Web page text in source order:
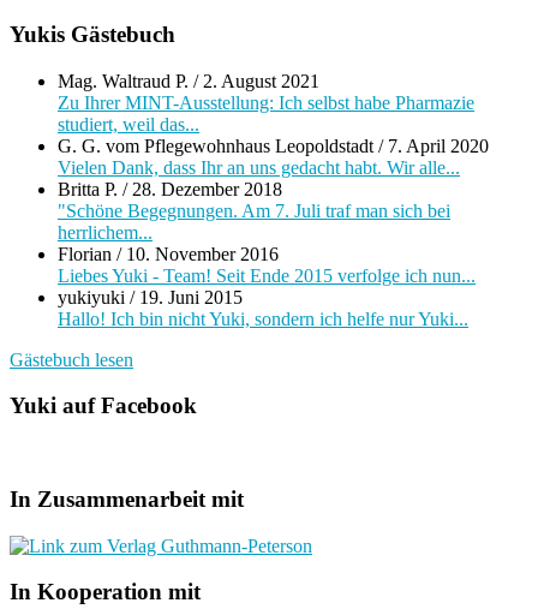
Yukis Gästebuch
Mag. Waltraud P. / 2. August 2021
Zu Ihrer MINT-Ausstellung: Ich selbst habe Pharmazie
studiert, weil das...
G. G. vom Pflegewohnhaus Leopoldstadt / 7. April 2020
Vielen Dank, dass Ihr an uns gedacht habt. Wir alle...
Britta P. / 28. Dezember 2018
"Schöne Begegnungen. Am 7. Juli traf man sich bei
herrlichem...
Florian / 10. November 2016
Liebes Yuki - Team! Seit Ende 2015 verfolge ich nun...
yukiyuki / 19. Juni 2015
Hallo! Ich bin nicht Yuki, sondern ich helfe nur Yuki...
Gästebuch lesen
Yuki auf Facebook
In Zusammenarbeit mit
In Kooperation mit